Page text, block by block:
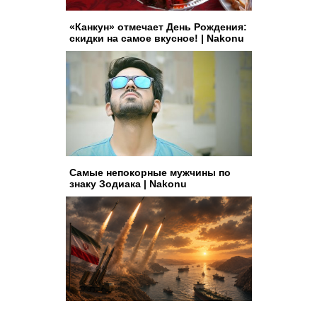
«Канкун» отмечает День Рождения:
скидки на самое вкусное! | Nakonu
Самые непокорные мужчины по
знаку Зодиака | Nakonu